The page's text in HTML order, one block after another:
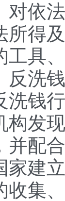
法
所得
工具
钱
洗钱
构发
并配
立
收集